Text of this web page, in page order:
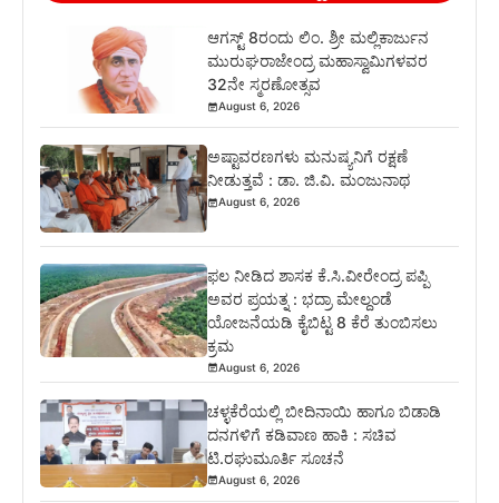
ಆಗಸ್ಟ್ 8ರಂದು ಲಿಂ. ಶ್ರೀ ಮಲ್ಲಿಕಾರ್ಜುನ
ಮುರುಘರಾಜೇಂದ್ರ ಮಹಾಸ್ವಾಮಿಗಳವರ
32ನೇ ಸ್ಮರಣೋತ್ಸವ
August 6, 2026
ಅಷ್ಟಾವರಣಗಳು ಮನುಷ್ಯನಿಗೆ ರಕ್ಷಣೆ
ನೀಡುತ್ತವೆ : ಡಾ. ಜಿ.ವಿ. ಮಂಜುನಾಥ
August 6, 2026
ಫಲ ನೀಡಿದ ಶಾಸಕ ಕೆ.ಸಿ.ವೀರೇಂದ್ರ ಪಪ್ಪಿ
ಅವರ ಪ್ರಯತ್ನ : ಭದ್ರಾ ಮೇಲ್ದಂಡೆ
ಯೋಜನೆಯಡಿ ಕೈಬಿಟ್ಟ 8 ಕೆರೆ ತುಂಬಿಸಲು
ಕ್ರಮ
August 6, 2026
ಚಳ್ಳಕೆರೆಯಲ್ಲಿ ಬೀದಿನಾಯಿ ಹಾಗೂ ಬಿಡಾಡಿ
ದನಗಳಿಗೆ ಕಡಿವಾಣ ಹಾಕಿ : ಸಚಿವ
ಟಿ.ರಘುಮೂರ್ತಿ ಸೂಚನೆ
August 6, 2026